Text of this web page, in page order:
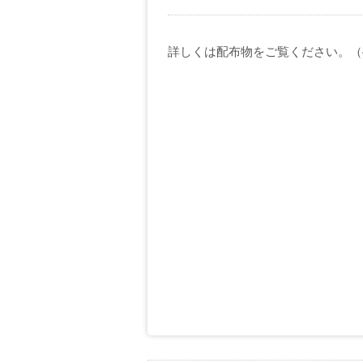
詳しくは配布物をご覧ください。